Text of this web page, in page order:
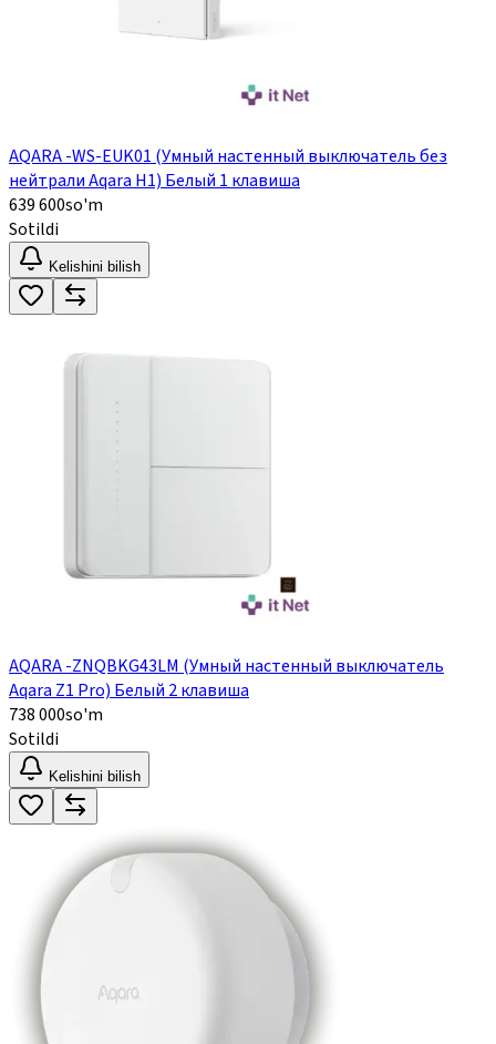
AQARA -WS-EUK01 (Умный настенный выключатель без
нейтрали Aqara H1) Белый 1 клавиша
639 600so'm
Sotildi
Kelishini bilish
AQARA -ZNQBKG43LM (Умный настенный выключатель
Aqara Z1 Pro) Белый 2 клавиша
738 000so'm
Sotildi
Kelishini bilish